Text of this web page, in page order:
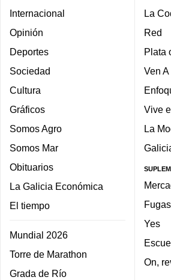
Internacional
Opinión
Deportes
Sociedad
Cultura
Gráficos
Somos Agro
Somos Mar
Obituarios
La Galicia Económica
El tiempo
Mundial 2026
Torre de Marathon
Grada de Río
La
Red
Plata
Ven
Vive
La
Fugas
Yes
On,